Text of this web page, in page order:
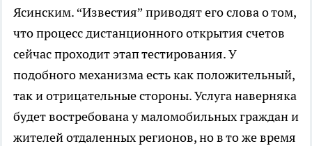
Ясинским. “Известия” приводят его слова о том,
что процесс дистанционного открытия счетов
сейчас проходит этап тестирования. У
подобного механизма есть как положительный,
так и отрицательные стороны. Услуга наверняка
будет востребована у маломобильных граждан и
жителей отдаленных регионов, но в то же время